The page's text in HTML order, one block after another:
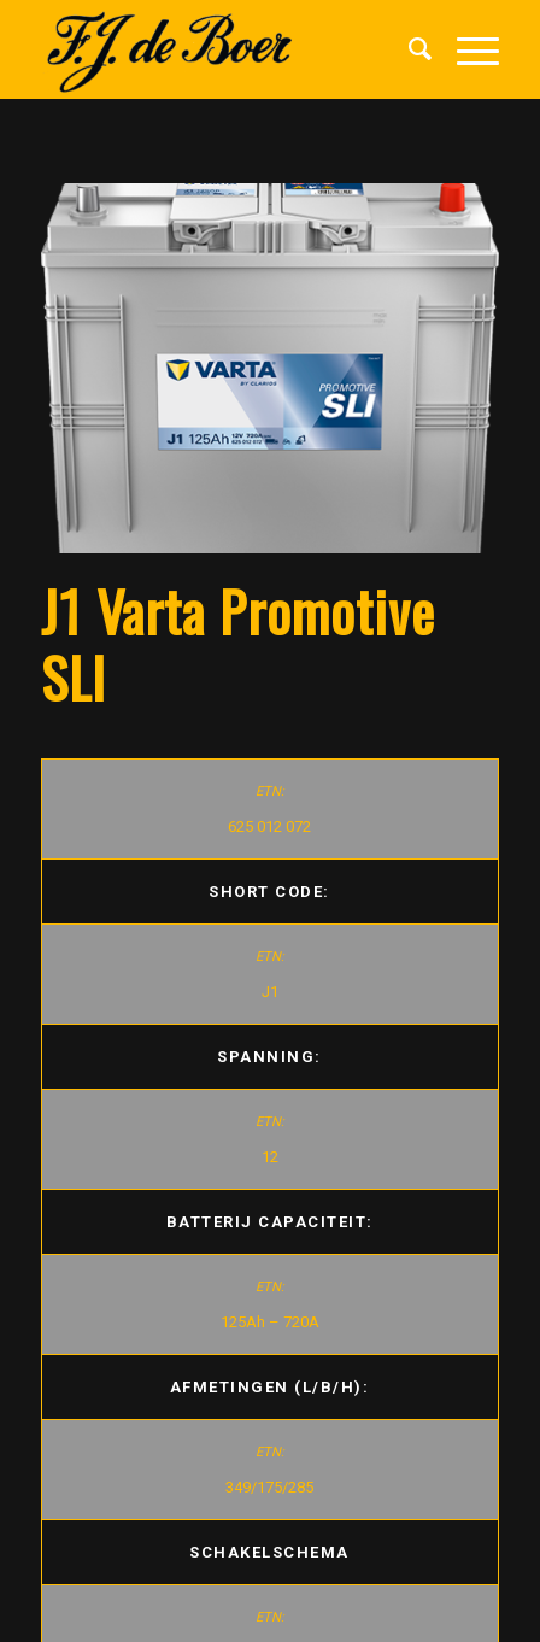
J1 Varta Promotive
SLI
625 012 072
SHORT CODE:
J1
SPANNING:
12
BATTERIJ CAPACITEIT:
125Ah – 720A
AFMETINGEN (L/B/H):
349/175/285
SCHAKELSCHEMA